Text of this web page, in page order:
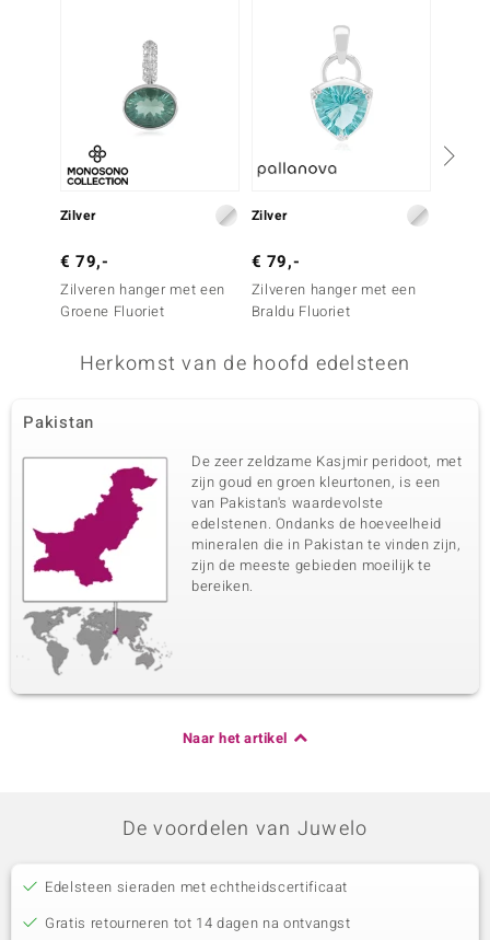
Zilver
€ 79,-
Zilveren hanger met een
Groene Fluoriet
Zilver
€ 79,-
Zilveren hanger met een
Braldu Fluoriet
Herkomst van de hoofd edelsteen
Pakistan
De zeer zeldzame Kasjmir peridoot, met
zijn goud en groen kleurtonen, is een
van Pakistan's waardevolste
edelstenen. Ondanks de hoeveelheid
mineralen die in Pakistan te vinden zijn,
zijn de meeste gebieden moeilijk te
bereiken.
Naar het artikel
De voordelen van Juwelo
Edelsteen sieraden met echtheidscertificaat
Gratis retourneren tot 14 dagen na ontvangst